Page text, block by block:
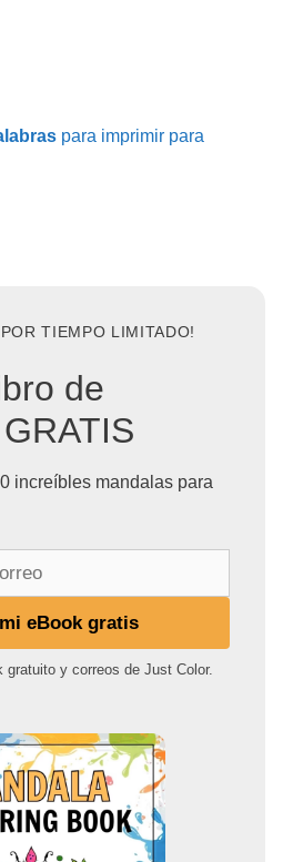
para imprimir para
TIEMPO LIMITADO!
de
increíbles mandalas para
eBook gratis
gratuito y correos de Just Color.